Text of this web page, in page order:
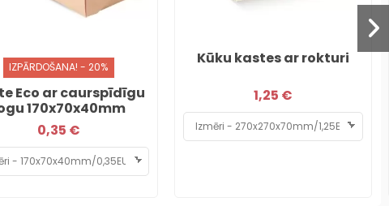
IZPĀRDOŠANA! - 20%
Eco ar caurspīdīgu
170x70x40mm
0,35 €
Kūku kastes ar rokturi
1,25 €